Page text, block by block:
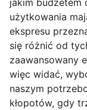
jakim budżetem
użytkowania
ekspresu
się różnić od
zaawansowany
więc widać,
naszym
kłopotów, gdy